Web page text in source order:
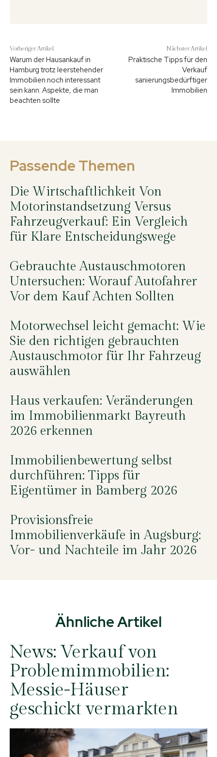
Vorheriger Artikel
Warum der Hausankauf in
Hamburg trotz leerstehender
Immobilien noch interessant
sein kann: Aspekte, die man
beachten sollte
Nächster Artikel
Praktische Tipps für den
Verkauf
sanierungsbedürftiger
Immobilien
Passende Themen
Die Wirtschaftlichkeit Von
Motorinstandsetzung Versus
Fahrzeugverkauf: Ein Vergleich
für Klare Entscheidungswege
Gebrauchte Austauschmotoren
Untersuchen: Worauf Autofahrer
Vor dem Kauf Achten Sollten
Motorwechsel leicht gemacht: Wie
Sie den richtigen gebrauchten
Austauschmotor für Ihr Fahrzeug
auswählen
Haus verkaufen: Veränderungen
im Immobilienmarkt Bayreuth
2026 erkennen
Immobilienbewertung selbst
durchführen: Tipps für
Eigentümer in Bamberg 2026
Provisionsfreie
Immobilienverkäufe in Augsburg:
Vor- und Nachteile im Jahr 2026
Ähnliche Artikel
News:Verkauf von
Problemimmobilien:
Messie-Häuser
geschickt vermarkten